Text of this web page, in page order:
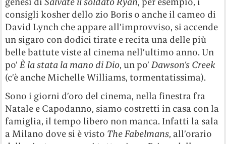
consigli kosher dello zio Boris o anche il cameo di
David Lynch che appare all’improvviso, si accende
un sigaro con dodici tirate e recita una delle più
belle battute viste al cinema nell’ultimo anno. Un
po’È la stata la mano di Dio, un po’Dawson’s Creek
(c’è anche Michelle Williams, tormentatissima).
Sono i giorni d’oro del cinema, nella finestra fra
Natale e Capodanno, siamo costretti in casa con la
famiglia, il tempo libero non manca. Infatti la sala
a Milano dove si è visto The Fabelmans, all’orario